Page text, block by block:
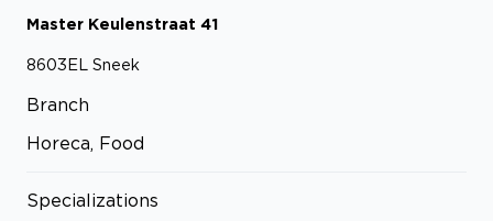
Master Keulenstraat 41
8603EL Sneek
Branch
Horeca, Food
Specializations